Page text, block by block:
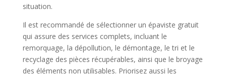
situation.
Il est recommandé de sélectionner un épaviste gratuit
qui assure des services complets, incluant le
remorquage, la dépollution, le démontage, le tri et le
recyclage des pièces récupérables, ainsi que le broyage
des éléments non utilisables. Priorisez aussi les